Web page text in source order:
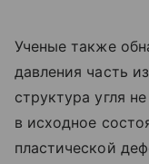
Ученые также
давления часть
структура угля
в исходное
пластической